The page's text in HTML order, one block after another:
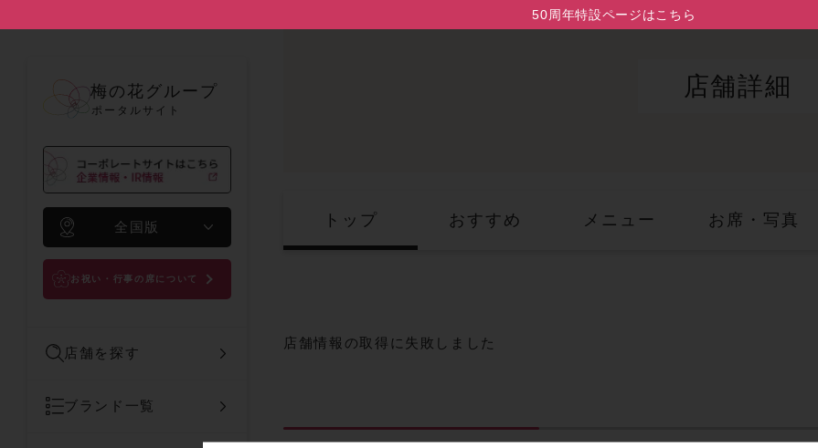
50周年特設ページはこちら
梅の花グループ
ポータルサイト
全国版
お祝い・行事の席について
店舗を探す
ブランド一覧
店舗詳細
トップ おすすめ メニュー お席・写真
店舗情報の取得に失敗しました